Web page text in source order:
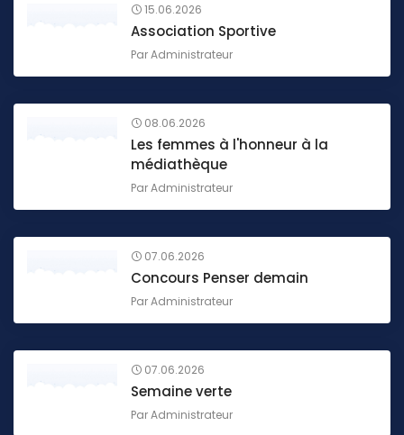
15.06.2026
Association Sportive
ParAdministrateur
08.06.2026
Les femmes à l'honneur à la
médiathèque
ParAdministrateur
07.06.2026
Concours Penser demain
ParAdministrateur
07.06.2026
Semaine verte
ParAdministrateur